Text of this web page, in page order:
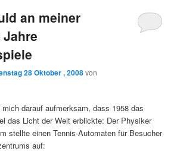
an meiner
28 Oktober , 2008von
darauf aufmerksam, dass 1958 das
das Licht der Welt erblickte: Der Physiker
stellte einen Tennis-Automaten für Besucher
auf: